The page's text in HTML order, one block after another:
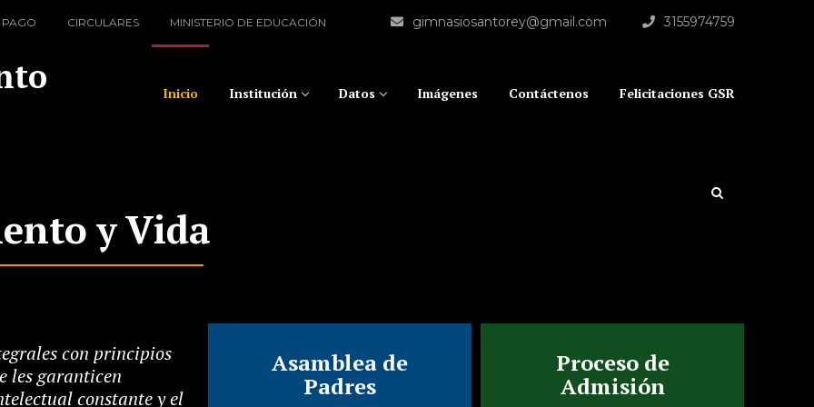
CIRCULARES MINISTERIO DE EDUCACIÓN gimnasiosantorey@gmail.com 3155974759
Inicio Institución Datos Imágenes Contáctenos Felicitaciones GSR
y Vida
con principios
les garanticen
constante y el
Asamblea de
Padres
Proceso de
Admisión